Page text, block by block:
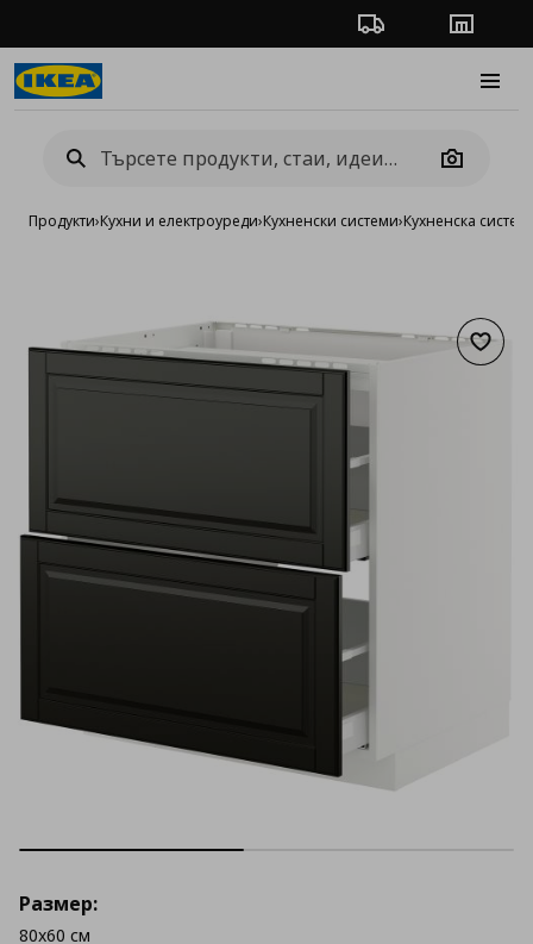
Проследяване на
Camera
Продукти›Кухни и електроуреди›Кухненски системи›Кухненска
Размер:
80x60 см